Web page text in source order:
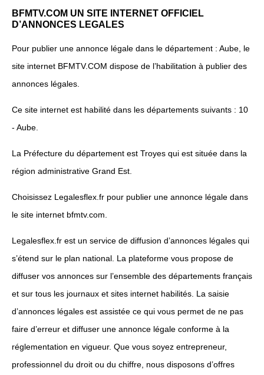
BFMTV.COM UN SITE INTERNET OFFICIEL
D’ANNONCES LEGALES
Pour publier une annonce légale dans le département : Aube, le
site internet BFMTV.COM dispose de l’habilitation à publier des
annonces légales.
Ce site internet est habilité dans les départements suivants : 10
- Aube.
La Préfecture du département est Troyes qui est située dans la
région administrative Grand Est.
Choisissez Legalesflex.fr pour publier une annonce légale dans
le site internet bfmtv.com.
Legalesflex.fr est un service de diffusion d’annonces légales qui
s’étend sur le plan national. La plateforme vous propose de
diffuser vos annonces sur l’ensemble des départements français
et sur tous les journaux et sites internet habilités. La saisie
d’annonces légales est assistée ce qui vous permet de ne pas
faire d’erreur et diffuser une annonce légale conforme à la
réglementation en vigueur. Que vous soyez entrepreneur,
professionnel du droit ou du chiffre, nous disposons d’offres